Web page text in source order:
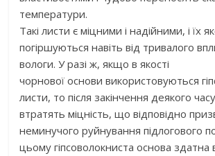
температури.
Такі листи є міцними і надійними, і їх
погіршуються навіть від тривалого
вологи. У разі ж, якщо в якості
чорнової основи використовуються
листи, то після закінчення деякого
втратять міцність, що відповідно
неминучого руйнування підлогового
цьому гіпсоволокниста основа здатна